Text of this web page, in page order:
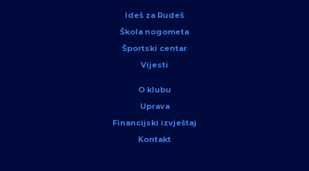
Ideš za Rudeš
Škola nogometa
Športski centar
Vijesti
O klubu
Uprava
Financijski izvještaj
Kontakt